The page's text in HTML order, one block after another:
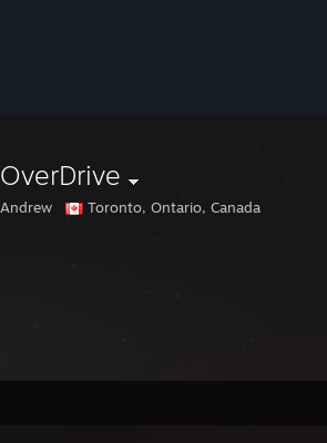
OverDrive
Andrew Toronto, Ontario, Canada